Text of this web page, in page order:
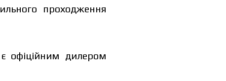
проходження
офіційним дилером